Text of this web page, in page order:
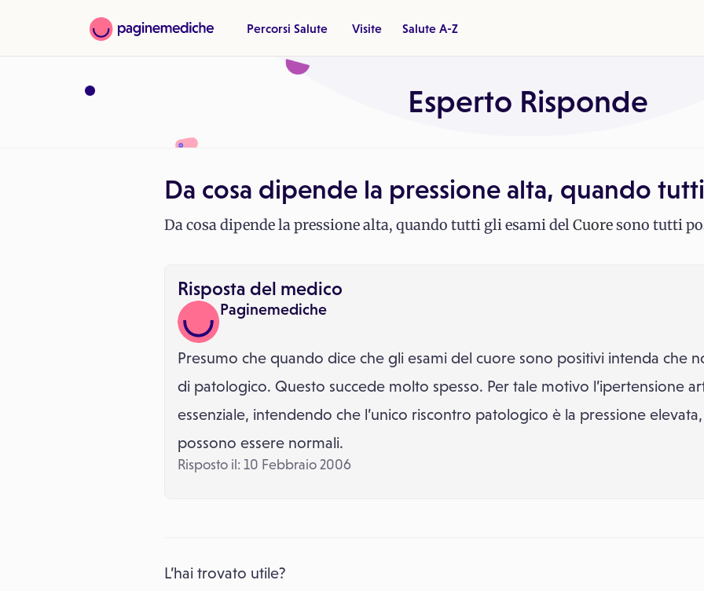
Percorsi Salute Visite Salute A-Z
Esperto Risponde
Da cosa dipende la pressione alta, quando tutti
Da cosa dipende la pressione alta, quando tutti gli esami delCuoresono tutti
Risposta del medico
Paginemediche
Presumo che quando dice che gli esami del cuore sono positivi intenda che
di patologico. Questo succede molto spesso. Per tale motivo l’ipertensione
essenziale, intendendo che l’unico riscontro patologico è la pressione
possono essere normali.
Risposto il: 10 Febbraio 2006
L’hai trovato utile?